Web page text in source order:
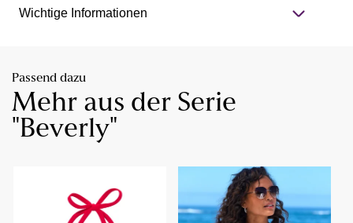
Wichtige Informationen
Passend dazu
Mehr aus der Serie
"Beverly"